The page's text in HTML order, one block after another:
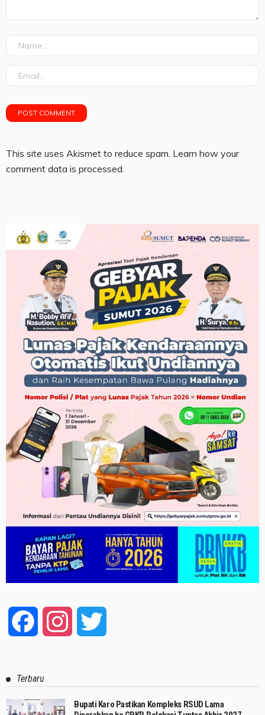
This site uses Akismet to reduce spam. Learn how your
comment data is processed.
Facebook Instagram
Terbaru
Bupati Karo Pastikan Kompleks RSUD Lama